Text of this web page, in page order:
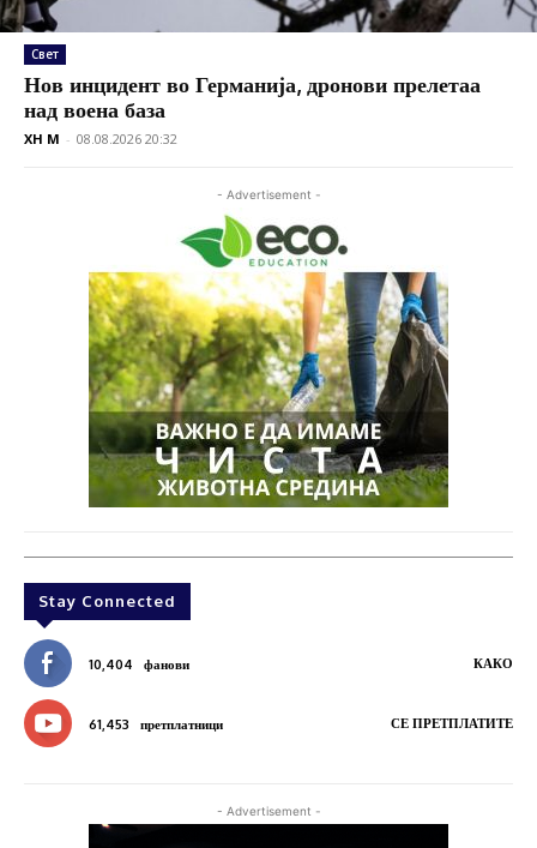
Свет
Нов инцидент во Германија, дронови прелетаа
над воена база
XH M - 08.08.2026 20:32
- Advertisement -
Stay Connected
10,404 фанови КАКО
61,453 претплатници СЕ ПРЕТПЛАТИТЕ
- Advertisement -